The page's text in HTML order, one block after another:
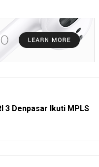
3 Denpasar Ikuti MPLS